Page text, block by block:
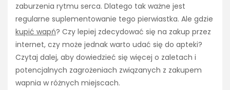
zaburzenia rytmu serca. Dlatego tak ważne jest
regularne suplementowanie tego pierwiastka. Ale gdzie
kupić wapń? Czy lepiej zdecydować się na zakup przez
internet, czy może jednak warto udać się do apteki?
Czytaj dalej, aby dowiedzieć się więcej o zaletach i
potencjalnych zagrożeniach związanych z zakupem
wapnia w różnych miejscach.